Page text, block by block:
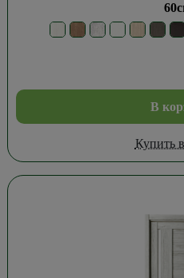
В
Купить